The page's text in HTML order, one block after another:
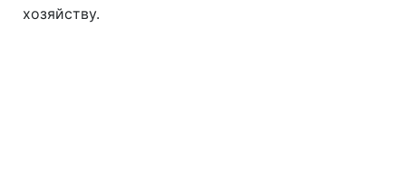
хозяйству.